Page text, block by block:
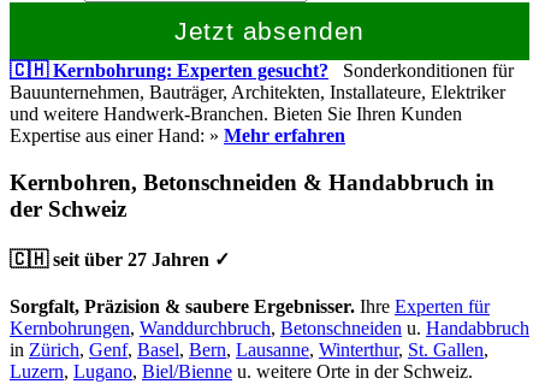
Jetzt absenden
🇨🇭 Kernbohrung: Experten gesucht? Sonderkonditionen für
Bauunternehmen, Bauträger, Architekten, Installateure, Elektriker
und weitere Handwerk-Branchen. Bieten Sie Ihren Kunden
Expertise aus einer Hand: » Mehr erfahren
Kernbohren, Betonschneiden & Handabbruch in
der Schweiz
🇨🇭 seit über 27 Jahren ✓
Sorgfalt, Präzision & saubere Ergebnisser. Ihre Experten für
Kernbohrungen, Wanddurchbruch, Betonschneiden u. Handabbruch
in Zürich, Genf, Basel, Bern, Lausanne, Winterthur, St. Gallen,
Luzern, Lugano, Biel/Bienne u. weitere Orte in der Schweiz.